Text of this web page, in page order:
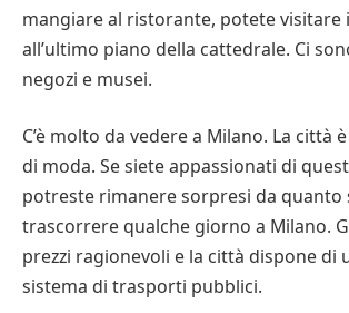
mangiare al ristorante, potete visitare
all’ultimo piano della cattedrale. Ci
negozi e musei.
C’è molto da vedere a Milano. La città
di moda. Se siete appassionati di
potreste rimanere sorpresi da quanto
trascorrere qualche giorno a Milano.
prezzi ragionevoli e la città dispone di
sistema di trasporti pubblici.